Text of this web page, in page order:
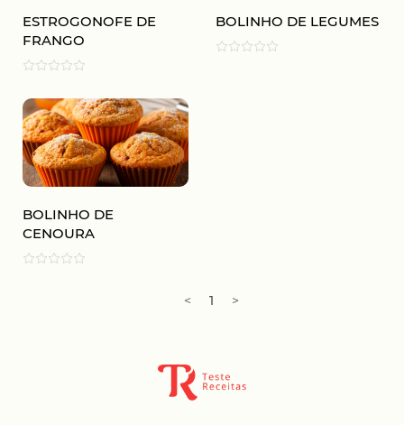
ESTROGONOFE DE
FRANGO
BOLINHO DE LEGUMES
BOLINHO DE
CENOURA
< 1 >